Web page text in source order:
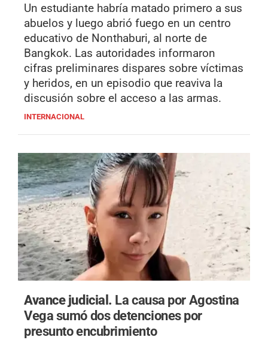
Un estudiante habría matado primero a sus
abuelos y luego abrió fuego en un centro
educativo de Nonthaburi, al norte de
Bangkok. Las autoridades informaron
cifras preliminares dispares sobre víctimas
y heridos, en un episodio que reaviva la
discusión sobre el acceso a las armas.
INTERNACIONAL
Avance judicial. La causa por Agostina
Vega sumó dos detenciones por
presunto encubrimiento